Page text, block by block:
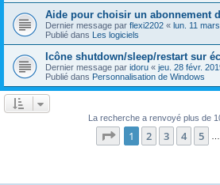
Aide pour choisir un abonnement
Dernier message par flexi2202 « lun. 11
Publié dans Les logiciels
Icône shutdown/sleep/restart sur
Dernier message par idoru « jeu. 28 févr.
Publié dans Personnalisation de Windows
La recherche a renvoyé plus de
Page 1sur40
1 2 3 4 5